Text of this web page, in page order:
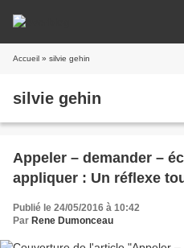
Accueil » silvie gehin
silvie gehin
Appeler – demander –
appliquer : Un réflexe
Publié le 24/05/2016 à 10:42
Par Rene Dumonceau